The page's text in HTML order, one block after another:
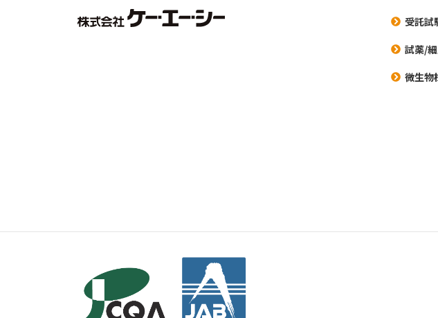
受託試
試薬/細
微生物